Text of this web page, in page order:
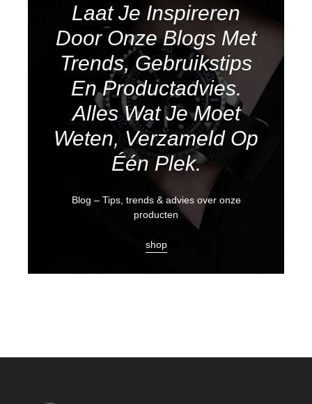
Laat Je Inspireren
Door Onze Blogs Met
Trends, Gebruikstips
En Productadvies.
Alles Wat Je Moet
Weten, Verzameld Op
Één Plek.
Blog – Tips, trends & advies over onze
producten
shop